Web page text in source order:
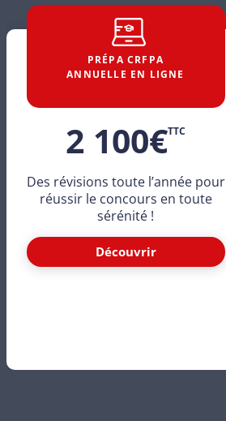
PRÉPA CRFPA
ANNUELLE EN LIGNE
2 100€TTC
Des révisions toute l’année pour
réussir le concours en toute
sérénité !
Découvrir